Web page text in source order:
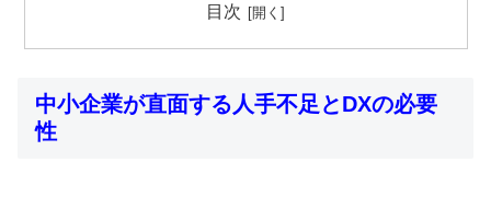
目次
中小企業が直面する人手不足とDXの必要
性